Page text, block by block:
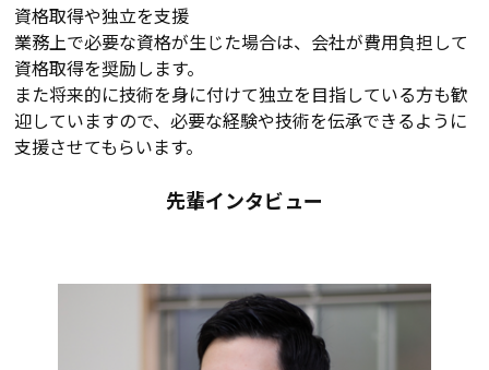
資格取得や独立を支援
業務上で必要な資格が生じた場合は、会社が費用負担して
資格取得を奨励します。
また将来的に技術を身に付けて独立を目指している方も歓
迎していますので、必要な経験や技術を伝承できるように
支援させてもらいます。
先輩インタビュー